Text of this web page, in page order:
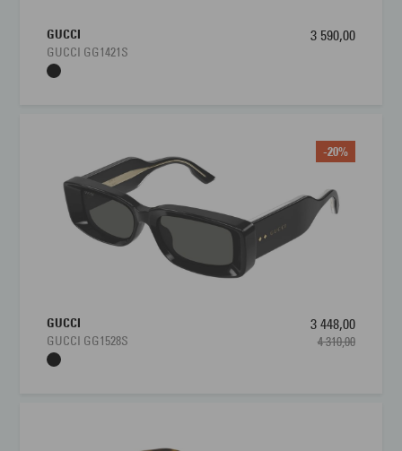
GUCCI
GUCCI GG1421S
3 590,00
-20%
GUCCI
GUCCI GG1528S
3 448,00
4 310,00